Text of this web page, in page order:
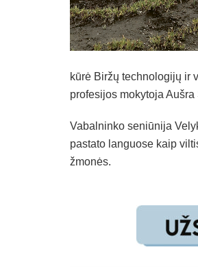
kūrė Biržų technologijų ir
profesijos mokytoja
Vabalninko seniūnija
pastato languose kaip
žmonės.